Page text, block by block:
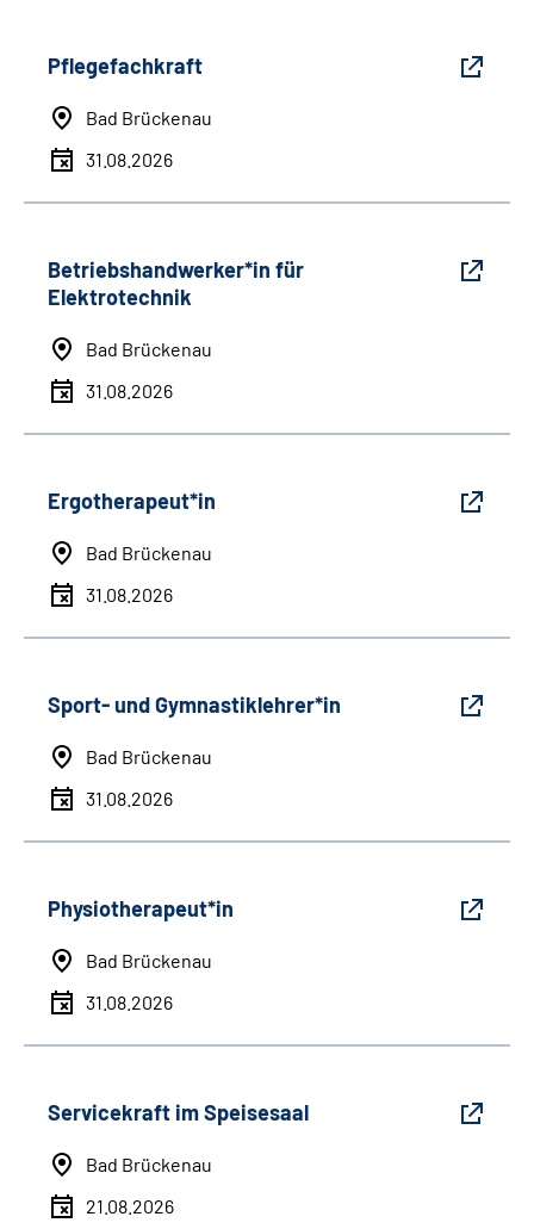
Pflegefachkraft
Bad Brückenau
31.08.2026
Betriebshandwerker*in für
Elektrotechnik
Bad Brückenau
31.08.2026
Ergotherapeut*in
Bad Brückenau
31.08.2026
Sport- und Gymnastiklehrer*in
Bad Brückenau
31.08.2026
Physiotherapeut*in
Bad Brückenau
31.08.2026
Servicekraft im Speisesaal
Bad Brückenau
21.08.2026